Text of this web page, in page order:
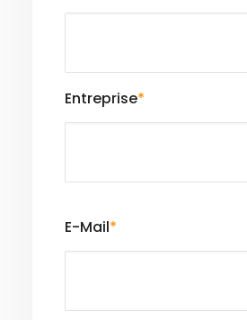
Entreprise*
E-Mail*